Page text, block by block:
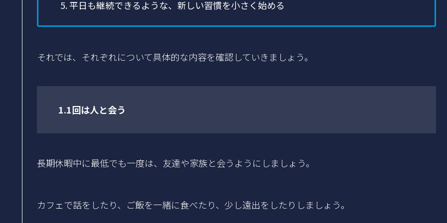
平日も継続できるような、新しい習慣を小さく始める
それでは、それぞれについて具体的な内容を確認していきましょう。
1.1回は人と会う
長期休暇中に最低でも一度は、友達や家族と会うようにしましょう。
カフェで話をしたり、ご飯を一緒に食べたり、少し遠出をしたりしましょう。